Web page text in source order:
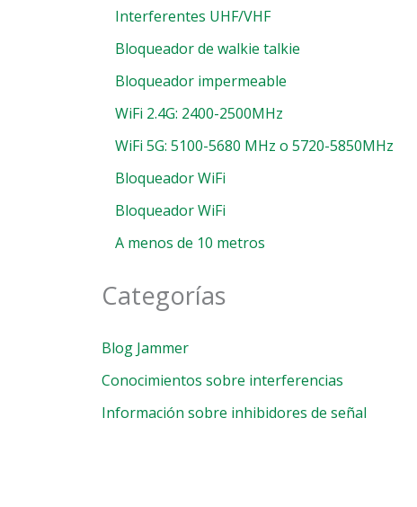
Interferentes UHF/VHF
Bloqueador de walkie talkie
Bloqueador impermeable
WiFi 2.4G: 2400-2500MHz
WiFi 5G: 5100-5680 MHz o 5720-5850MHz
Bloqueador WiFi
Bloqueador WiFi
A menos de 10 metros
Categorías
Blog Jammer
Conocimientos sobre interferencias
Información sobre inhibidores de señal